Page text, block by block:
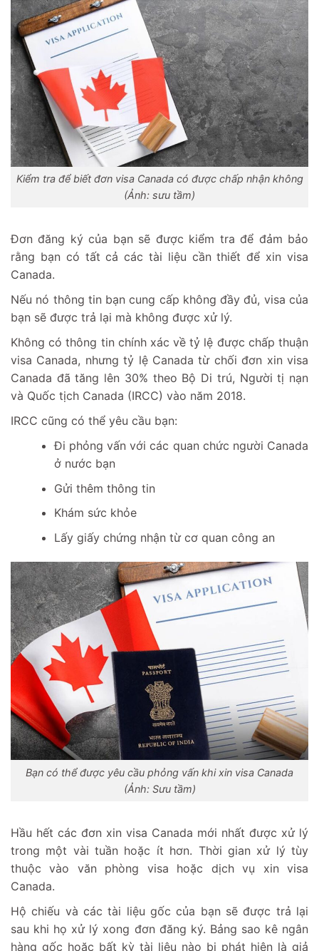
Kiểm tra để biết đơn visa Canada có được chấp nhận không
(Ảnh: sưu tầm)
Đơn đăng ký của bạn sẽ được kiểm tra để đảm bảo
rằng bạn có tất cả các tài liệu cần thiết để xin visa
Canada.
Nếu nó thông tin bạn cung cấp không đầy đủ, visa của
bạn sẽ được trả lại mà không được xử lý.
Không có thông tin chính xác về tỷ lệ được chấp thuận
visa Canada, nhưng tỷ lệ Canada từ chối đơn xin visa
Canada đã tăng lên 30% theo Bộ Di trú, Người tị nạn
và Quốc tịch Canada (IRCC) vào năm 2018.
IRCC cũng có thể yêu cầu bạn:
Đi phỏng vấn với các quan chức người Canada
ở nước bạn
Gửi thêm thông tin
Khám sức khỏe
Lấy giấy chứng nhận từ cơ quan công an
Bạn có thể được yêu cầu phỏng vấn khi xin visa Canada
(Ảnh: Sưu tầm)
Hầu hết các đơn xin visa Canada mới nhất được xử lý
trong một vài tuần hoặc ít hơn. Thời gian xử lý tùy
thuộc vào văn phòng visa hoặc dịch vụ xin visa
Canada.
Hộ chiếu và các tài liệu gốc của bạn sẽ được trả lại
sau khi họ xử lý xong đơn đăng ký. Bảng sao kê ngân
hàng gốc hoặc bất kỳ tài liệu nào bị phát hiện là giả